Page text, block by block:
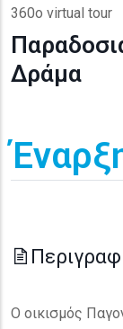
360o virtual tour
Δράμα
Ο οικισμός